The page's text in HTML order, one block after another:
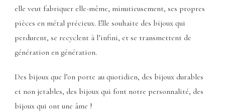
elle veut fabriquer elle-même, minutieusement, ses propres
pièces en métal précieux. Elle souhaite des bijoux qui
perdurent, se recyclent à l’infini, et se transmettent de
génération en génération.
Des bijoux que l’on porte au quotidien, des bijoux durables
et non jetables, des bijoux qui font notre personnalité, des
bijoux qui ont une âme !